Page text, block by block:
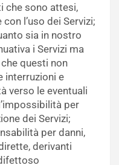
che sono attesi,
l’uso dei Servizi;
sia in nostro
i Servizi ma
questi non
interruzioni e
verso le eventuali
per
dei Servizi;
per danni,
derivanti